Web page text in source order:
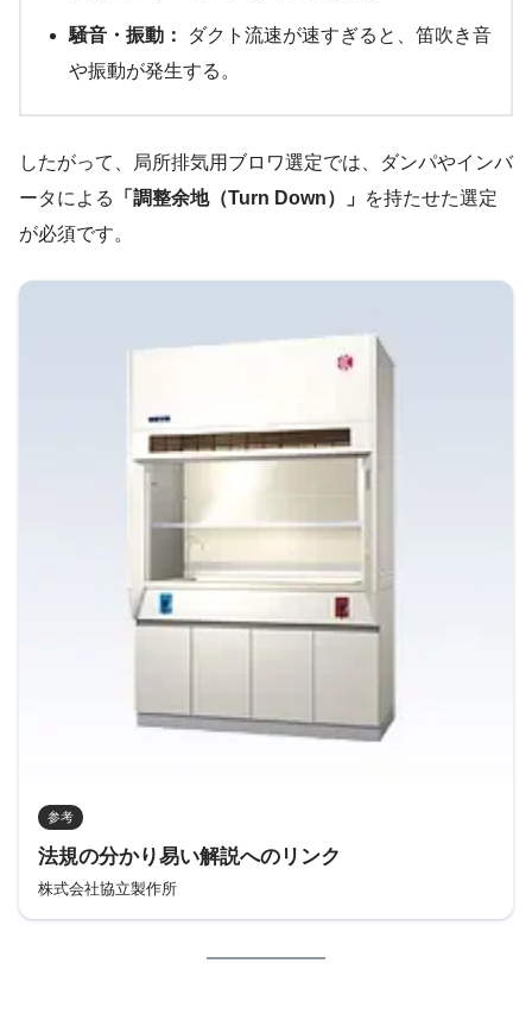
騒音・振動：
ダクト流速が速すぎると、笛吹き音
や振動が発生する。
したがって、局所排気用ブロワ選定では、ダンパやインバ
ータによる
「調整余地（Turn Down）」 を持たせた選定
が必須です。
参考
法規の分かり易い解説へのリンク
株式会社協立製作所